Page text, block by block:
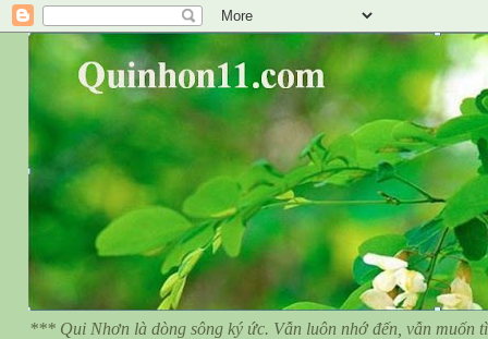
*** Qui Nhơn là dòng sông ký ức. Vẫn luôn nhớ đến, vẫn muốn